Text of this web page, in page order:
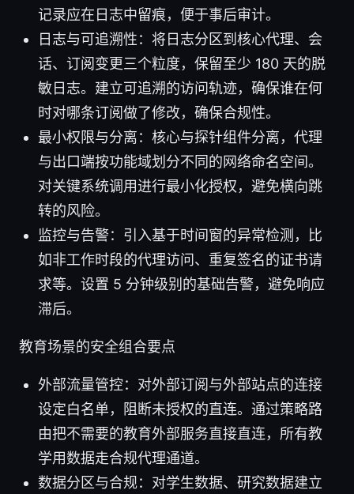
记录应在日志中留痕，便于事后审计。
日志与可追溯性：将日志分区到核心代理、会
话、订阅变更三个粒度，保留至少 180 天的脱
敏日志。建立可追溯的访问轨迹，确保谁在何
时对哪条订阅做了修改，确保合规性。
最小权限与分离：核心与探针组件分离，代理
与出口端按功能域划分不同的网络命名空间。
对关键系统调用进行最小化授权，避免横向跳
转的风险。
监控与告警：引入基于时间窗的异常检测，比
如非工作时段的代理访问、重复签名的证书请
求等。设置 5 分钟级别的基础告警，避免响应
滞后。
教育场景的安全组合要点
外部流量管控：对外部订阅与外部站点的连接
设定白名单，阻断未授权的直连。通过策略路
由把不需要的教育外部服务直接直连，所有教
学用数据走合规代理通道。
数据分区与合规：对学生数据、研究数据建立